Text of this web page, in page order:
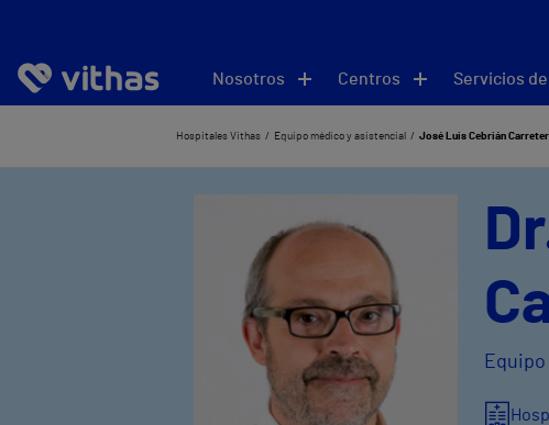
Nosotros Centros Servicios
Hospitales Vithas Equipo médico y asistencial José Luis Cebrián